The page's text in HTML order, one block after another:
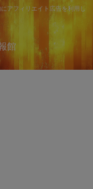
アフィリエイト広告を利用し
館